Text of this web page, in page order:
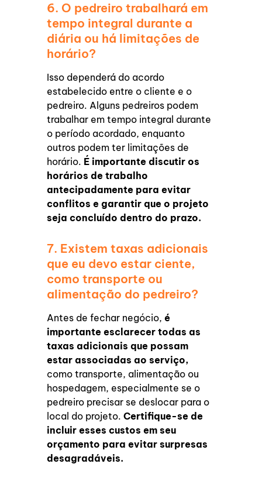
6. O pedreiro trabalhará em
tempo integral durante a
diária ou há limitações de
horário?
Isso dependerá do acordo
estabelecido entre o cliente e o
pedreiro. Alguns pedreiros podem
trabalhar em tempo integral durante
o período acordado, enquanto
outros podem ter limitações de
horário. É importante discutir os
horários de trabalho
antecipadamente para evitar
conflitos e garantir que o projeto
seja concluído dentro do prazo.
7. Existem taxas adicionais
que eu devo estar ciente,
como transporte ou
alimentação do pedreiro?
Antes de fechar negócio,é
importante esclarecer todas as
taxas adicionais que possam
estar associadas ao serviço,
como transporte, alimentação ou
hospedagem, especialmente se o
pedreiro precisar se deslocar para o
local do projeto.Certifique-se de
incluir esses custos em seu
orçamento para evitar surpresas
desagradáveis.